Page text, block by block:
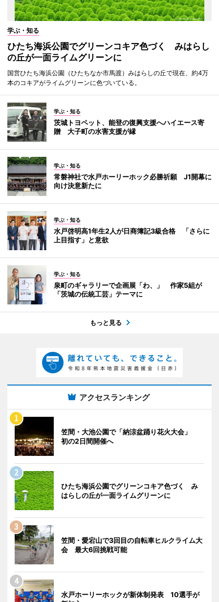
学ぶ・知る
ひたち海浜公園でグリーンコキア色づく みはらし
の丘が一面ライムグリーンに
国営ひたち海浜公園（ひたちなか市馬渡）みはらしの丘で現在、約4万
本のコキアがライムグリーンに色づいている。
学ぶ・知る
茨城トヨペット、能登の復興支援へハイエース寄
贈 大子町の水害支援が縁
学ぶ・知る
常磐神社で水戸ホーリーホック必勝祈願 J1開幕に
向け決意新たに
学ぶ・知る
水戸啓明高1年生2人が日商簿記3級合格 「さらに
上目指す」と意欲
学ぶ・知る
泉町のギャラリーで企画展「わ、」 作家5組が
「茨城の伝統工芸」テーマに
もっと見る
アクセスランキング
笠間・大池公園で「納涼盆踊り花火大会」
初の2日間開催へ
ひたち海浜公園でグリーンコキア色づく み
はらしの丘が一面ライムグリーンに
笠間・愛宕山で3回目の自転車ヒルクライム大
会 最大6回挑戦可能
水戸ホーリーホックが新体制発表 10選手が